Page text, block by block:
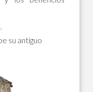
su antiguo